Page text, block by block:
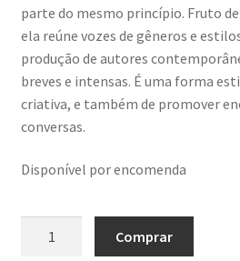
parte do mesmo princípio. Fruto
ela reúne vozes de gêneros e
produção de autores
breves e intensas. É uma forma
criativa, e também de promover
conversas.
Disponível por encomenda
Comprar